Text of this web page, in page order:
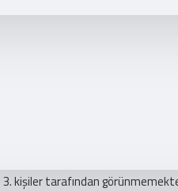
kişiler tarafından